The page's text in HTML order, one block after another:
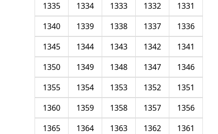
1331
1332
1333
1334
1335
1336
1337
1338
1339
1340
1341
1342
1343
1344
1345
1346
1347
1348
1349
1350
1351
1352
1353
1354
1355
1356
1357
1358
1359
1360
1361
1362
1363
1364
1365